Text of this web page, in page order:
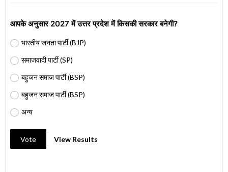
आपके अनुसार 2027 में उत्तर प्रदेश में किसकी सरकार बनेगी?
भारतीय जनता पार्टी (BJP)
समाजवादी पार्टी (SP)
बहुजन समाज पार्टी (BSP)
बहुजन समाज पार्टी (BSP)
अन्य
Vote View Results